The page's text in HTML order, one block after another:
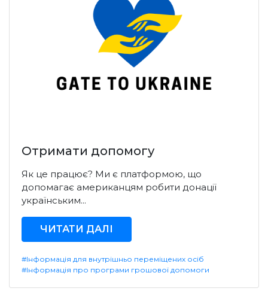
Отримати допомогу
Як це працює? Ми є платформою, що
допомагає американцям робити донації
українським...
ЧИТАТИ ДАЛІ
#Інформація для внутрішньо переміщених осіб
#Інформація про програми грошової допомоги